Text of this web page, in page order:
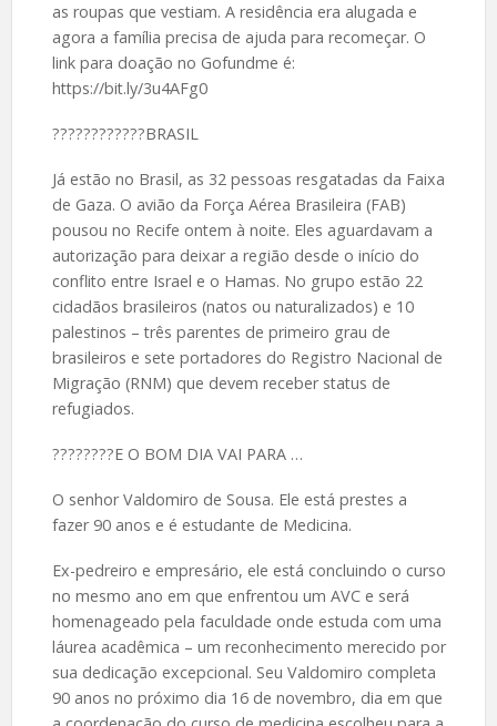
as roupas que vestiam. A residência era alugada e
agora a família precisa de ajuda para recomeçar. O
link para doação no Gofundme é:
https://bit.ly/3u4AFg0
????️????????BRASIL
Já estão no Brasil, as 32 pessoas resgatadas da Faixa
de Gaza. O avião da Força Aérea Brasileira (FAB)
pousou no Recife ontem à noite. Eles aguardavam a
autorização para deixar a região desde o início do
conflito entre Israel e o Hamas. No grupo estão 22
cidadãos brasileiros (natos ou naturalizados) e 10
palestinos – três parentes de primeiro grau de
brasileiros e sete portadores do Registro Nacional de
Migração (RNM) que devem receber status de
refugiados.
????️????E O BOM DIA VAI PARA …
O senhor Valdomiro de Sousa. Ele está prestes a
fazer 90 anos e é estudante de Medicina.
Ex-pedreiro e empresário, ele está concluindo o curso
no mesmo ano em que enfrentou um AVC e será
homenageado pela faculdade onde estuda com uma
láurea acadêmica – um reconhecimento merecido por
sua dedicação excepcional. Seu Valdomiro completa
90 anos no próximo dia 16 de novembro, dia em que